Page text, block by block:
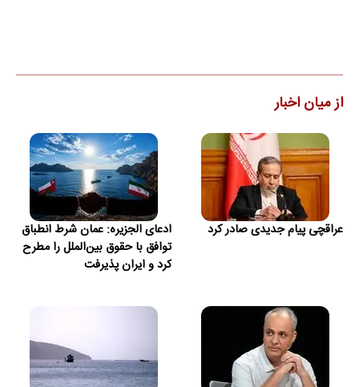
از میان اخبار
عراقچی پیام جدیدی صادر کرد
ادعای الجزیره: عمان شرط انطباق
توافق با حقوق بین‌الملل را مطرح
کرد و ایران پذیرفت